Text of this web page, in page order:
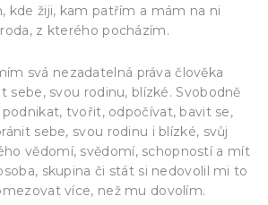
kde žiji, kam patřím a mám na ni
z kterého pocházím.
svá nezadatelná práva člověka
sebe, svou rodinu, blízké. Svobodně
tvořit, odpočívat, bavit se,
sebe, svou rodinu i blízké, svůj
vědomí, svědomí, schopností a mít
skupina či stát si nedovolil mi to
více, než mu dovolím.